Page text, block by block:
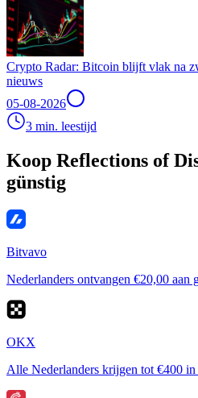
Crypto Radar: Bitcoin blijft vlak na
nieuws
05-08-2026
3 min. leestijd
Koop Reflections of
günstig
Bitvavo
Nederlanders ontvangen €20,00 aan
OKX
Alle Nederlanders krijgen tot €400